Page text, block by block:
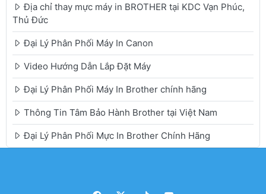
Địa chỉ thay mực máy in BROTHER tại KDC Vạn Phúc,
Thủ Đức
Đại Lý Phân Phối Máy In Canon
Video Hướng Dẫn Lắp Đặt Máy
Đại Lý Phân Phối Máy In Brother chính hãng
Thông Tin Tâm Bảo Hành Brother tại Việt Nam
Đại Lý Phân Phối Mực In Brother Chính Hãng